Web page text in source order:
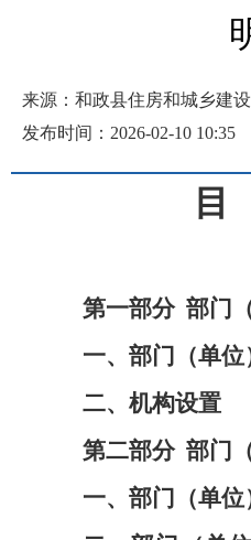
来源：和政县住房和城乡建
发布时间：2026-02-10 10:35
目
第一部分 部门
一、部门（单位
二、机构设置
第二部分 部门
一、部门（单